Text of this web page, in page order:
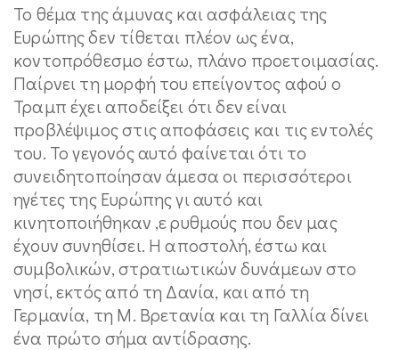
Το θέμα της άμυνας και ασφάλειας της
Ευρώπης δεν τίθεται πλέον ως ένα,
κοντοπρόθεσμο έστω, πλάνο προετοιμασίας.
Παίρνει τη μορφή του επείγοντος αφού ο
Τραμπ έχει αποδείξει ότι δεν είναι
προβλέψιμος στις αποφάσεις και τις εντολές
του. Το γεγονός αυτό φαίνεται ότι το
συνειδητοποίησαν άμεσα οι περισσότεροι
ηγέτες της Ευρώπης γι αυτό και
κινητοποιήθηκαν ,ε ρυθμούς που δεν μας
έχουν συνηθίσει. Η αποστολή, έστω και
συμβολικών, στρατιωτικών δυνάμεων στο
νησί, εκτός από τη Δανία, και από τη
Γερμανία, τη Μ. Βρετανία και τη Γαλλία δίνει
ένα πρώτο σήμα αντίδρασης.